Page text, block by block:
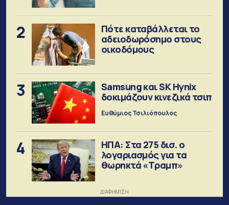
2
Πότε καταβάλλεται το
αδειοδωρόσημο στους
οικοδόμους
3
Samsung και SK Hynix
δοκιμάζουν κινεζικά τσιπ
Ευθύμιος Τσιλιόπουλος
4
ΗΠΑ: Στα 275 δισ. ο
λογαριασμός για τα
θωρηκτά «Τραμπ»